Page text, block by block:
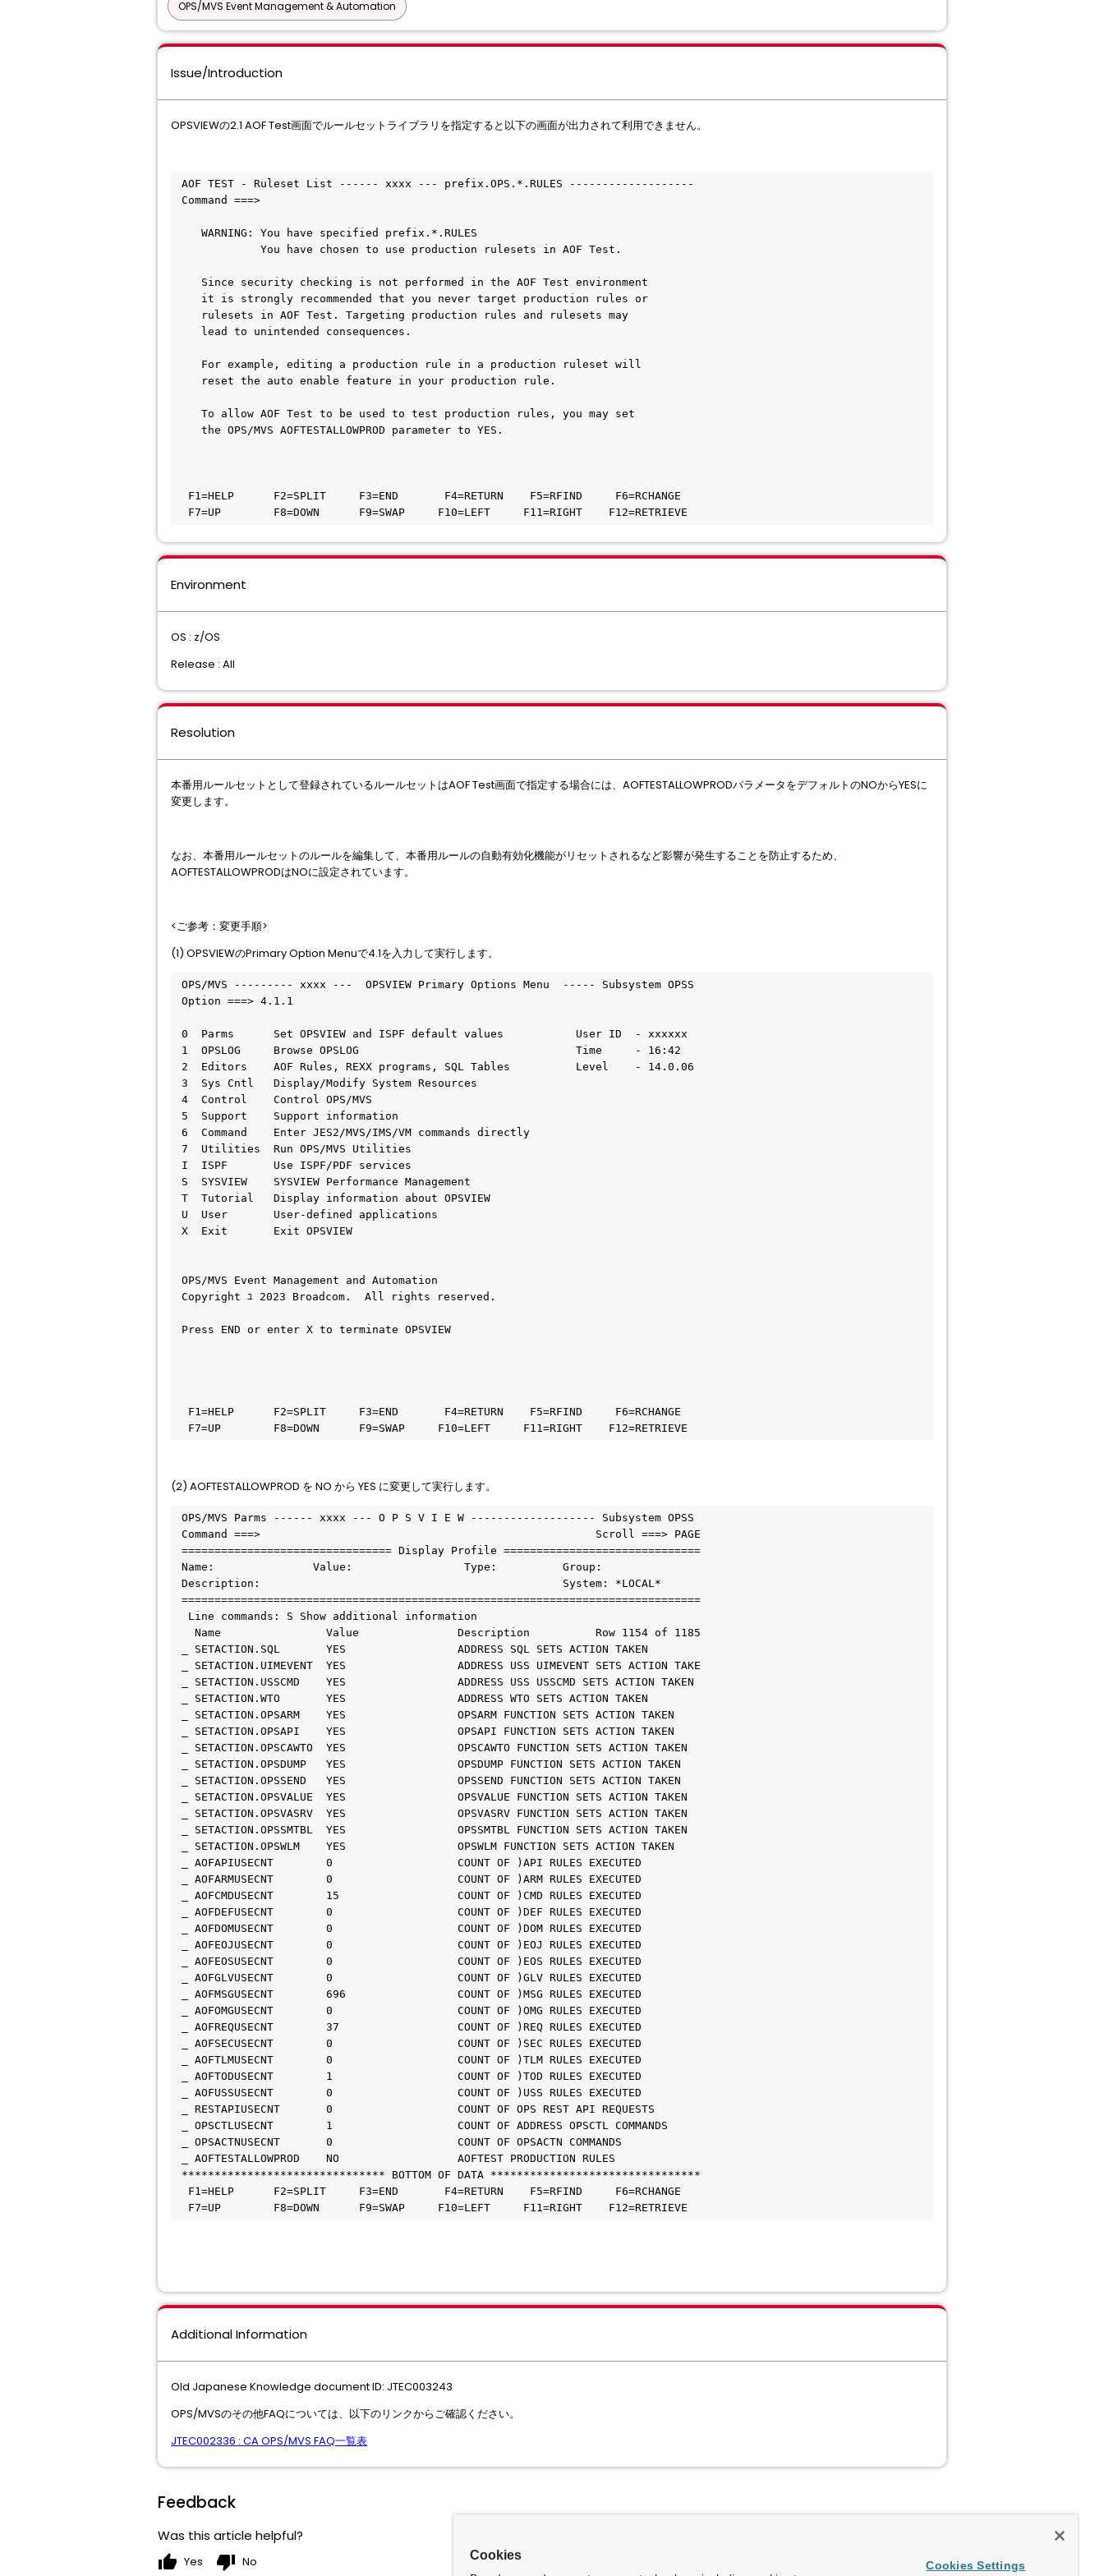
OPS/MVS Event Management & Automation
Issue/Introduction
OPSVIEWの2.1 AOF Test画面でルールセットライブラリを指定すると以下の画面が出力されて利用できません。
AOF TEST - Ruleset List ------ xxxx --- prefix.OPS.*.RULES -------------------
Command ===>
    WARNING: You have specified prefix.*.RULES
You have chosen to use production rulesets in AOF Test.
Since security checking is not performed in the AOF Test environment
it is strongly recommended that you never target production rules or
rulesets in AOF Test. Targeting production rules and rulesets may
lead to unintended consequences.
For example, editing a production rule in a production ruleset will
reset the auto enable feature in your production rule.
To allow AOF Test to be used to test production rules, you may set
the OPS/MVS AOFTESTALLOWPROD parameter to YES.
F1=HELP      F2=SPLIT     F3=END       F4=RETURN    F5=RFIND     F6=RCHANGE
F7=UP        F8=DOWN      F9=SWAP     F10=LEFT     F11=RIGHT    F12=RETRIEVE
Environment
OS : z/OS
Release : All
Resolution
本番用ルールセットとして登録されているルールセットはAOF Test画面で指定する場合には、AOFTESTALLOWPRODパラメータをデフォルトのNOからYESに
変更します。
なお、本番用ルールセットのルールを編集して、本番用ルールの自動有効化機能がリセットされるなど影響が発生することを防止するため、
AOFTESTALLOWPRODはNOに設定されています。
<ご参考：変更手順>
(1) OPSVIEWのPrimary Option Menuで4.1を入力して実行します。
OPS/MVS --------- xxxx ---  OPSVIEW Primary Options Menu  ----- Subsystem OPSS
Option ===> 4.1.1
0  Parms      Set OPSVIEW and ISPF default values           User ID  - xxxxxx
1  OPSLOG     Browse OPSLOG                                 Time     - 16:42
2  Editors    AOF Rules, REXX programs, SQL Tables          Level    - 14.0.06
3  Sys Cntl   Display/Modify System Resources
4  Control    Control OPS/MVS
5  Support    Support information
6  Command    Enter JES2/MVS/IMS/VM commands directly
7  Utilities  Run OPS/MVS Utilities
I  ISPF       Use ISPF/PDF services
S  SYSVIEW    SYSVIEW Performance Management
T  Tutorial   Display information about OPSVIEW
U  User       User-defined applications
X  Exit       Exit OPSVIEW
OPS/MVS Event Management and Automation
Copyright ﾕ 2023 Broadcom.  All rights reserved.
Press END or enter X to terminate OPSVIEW
F1=HELP      F2=SPLIT     F3=END       F4=RETURN    F5=RFIND     F6=RCHANGE
F7=UP        F8=DOWN      F9=SWAP     F10=LEFT     F11=RIGHT    F12=RETRIEVE
(2) AOFTESTALLOWPROD を NO から YES に変更して実行します。
OPS/MVS Parms ------ xxxx --- O P S V I E W ------------------- Subsystem OPSS
Command ===>                                                   Scroll ===> PAGE
================================ Display Profile ==============================
Name:               Value:                 Type:          Group:
Description:                                              System: *LOCAL*
===============================================================================
Line commands: S Show additional information
Name                Value               Description          Row 1154 of 1185
_ SETACTION.SQL       YES                 ADDRESS SQL SETS ACTION TAKEN
_ SETACTION.UIMEVENT  YES                 ADDRESS USS UIMEVENT SETS ACTION TAKE
_ SETACTION.USSCMD    YES                 ADDRESS USS USSCMD SETS ACTION TAKEN
_ SETACTION.WTO       YES                 ADDRESS WTO SETS ACTION TAKEN
_ SETACTION.OPSARM    YES                 OPSARM FUNCTION SETS ACTION TAKEN
_ SETACTION.OPSAPI    YES                 OPSAPI FUNCTION SETS ACTION TAKEN
_ SETACTION.OPSCAWTO  YES                 OPSCAWTO FUNCTION SETS ACTION TAKEN
_ SETACTION.OPSDUMP   YES                 OPSDUMP FUNCTION SETS ACTION TAKEN
_ SETACTION.OPSSEND   YES                 OPSSEND FUNCTION SETS ACTION TAKEN
_ SETACTION.OPSVALUE  YES                 OPSVALUE FUNCTION SETS ACTION TAKEN
_ SETACTION.OPSVASRV  YES                 OPSVASRV FUNCTION SETS ACTION TAKEN
_ SETACTION.OPSSMTBL  YES                 OPSSMTBL FUNCTION SETS ACTION TAKEN
_ SETACTION.OPSWLM    YES                 OPSWLM FUNCTION SETS ACTION TAKEN
_ AOFAPIUSECNT        0                   COUNT OF )API RULES EXECUTED
_ AOFARMUSECNT        0                   COUNT OF )ARM RULES EXECUTED
_ AOFCMDUSECNT        15                  COUNT OF )CMD RULES EXECUTED
_ AOFDEFUSECNT        0                   COUNT OF )DEF RULES EXECUTED
_ AOFDOMUSECNT        0                   COUNT OF )DOM RULES EXECUTED
_ AOFEOJUSECNT        0                   COUNT OF )EOJ RULES EXECUTED
_ AOFEOSUSECNT        0                   COUNT OF )EOS RULES EXECUTED
_ AOFGLVUSECNT        0                   COUNT OF )GLV RULES EXECUTED
_ AOFMSGUSECNT        696                 COUNT OF )MSG RULES EXECUTED
_ AOFOMGUSECNT        0                   COUNT OF )OMG RULES EXECUTED
_ AOFREQUSECNT        37                  COUNT OF )REQ RULES EXECUTED
_ AOFSECUSECNT        0                   COUNT OF )SEC RULES EXECUTED
_ AOFTLMUSECNT        0                   COUNT OF )TLM RULES EXECUTED
_ AOFTODUSECNT        1                   COUNT OF )TOD RULES EXECUTED
_ AOFUSSUSECNT        0                   COUNT OF )USS RULES EXECUTED
_ RESTAPIUSECNT       0                   COUNT OF OPS REST API REQUESTS
_ OPSCTLUSECNT        1                   COUNT OF ADDRESS OPSCTL COMMANDS
_ OPSACTNUSECNT       0                   COUNT OF OPSACTN COMMANDS
_ AOFTESTALLOWPROD    NO                  AOFTEST PRODUCTION RULES
******************************* BOTTOM OF DATA ********************************
F1=HELP      F2=SPLIT     F3=END       F4=RETURN    F5=RFIND     F6=RCHANGE
F7=UP        F8=DOWN      F9=SWAP     F10=LEFT     F11=RIGHT    F12=RETRIEVE
Additional Information
Old Japanese Knowledge document ID: JTEC003243
OPS/MVSのその他FAQについては、以下のリンクからご確認ください。
JTEC002336 : CA OPS/MVS FAQ一覧表
Feedback
Was this article helpful?
thumb_up Yes thumb_down No Cookies
Cookies Settings